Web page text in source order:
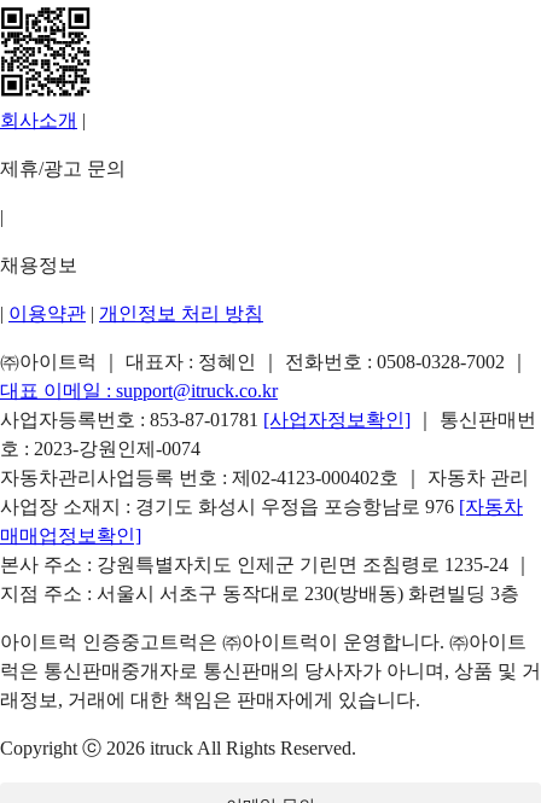
회사소개 |
제휴/광고 문의
|
채용정보
| 이용약관 | 개인정보 처리 방침
㈜아이트럭 ｜ 대표자 : 정혜인 ｜ 전화번호 : 0508-0328-7002
대표 이메일 : support@itruck.co.kr
사업자등록번호 : 853-87-01781 [사업자정보확인]
｜ 통신판매번
호 : 2023-강원인제-0074
자동차관리사업등록 번호 : 제02-4123-000402호 ｜ 자동차 관리
사업장 소재지 : 경기도 화성시 우정읍 포승항남로 976 [자동차
매매업정보확인]
본사 주소 : 강원특별자치도 인제군 기린면 조침령로 1235-24 ｜
지점 주소 : 서울시 서초구 동작대로 230(방배동) 화련빌딩 3층
아이트럭 인증중고트럭은 ㈜아이트럭이 운영합니다. ㈜아이트
럭은 통신판매중개자로 통신판매의 당사자가 아니며, 상품 및 거
래정보, 거래에 대한 책임은 판매자에게 있습니다.
Copyright ⓒ 2026 itruck All Rights Reserved.